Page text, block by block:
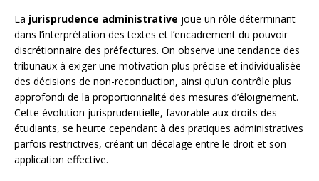
La jurisprudence administrative joue un rôle déterminant
dans l’interprétation des textes et l’encadrement du pouvoir
discrétionnaire des préfectures. On observe une tendance des
tribunaux à exiger une motivation plus précise et individualisée
des décisions de non-reconduction, ainsi qu’un contrôle plus
approfondi de la proportionnalité des mesures d’éloignement.
Cette évolution jurisprudentielle, favorable aux droits des
étudiants, se heurte cependant à des pratiques administratives
parfois restrictives, créant un décalage entre le droit et son
application effective.